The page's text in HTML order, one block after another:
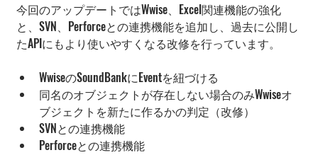
今回のアップデートではWwise、Excel関連機能の強化
と、SVN、Perforceとの連携機能を追加し、過去に公開し
たAPIにもより使いやすくなる改修を行っています。
WwiseのSoundBankにEventを紐づける
同名のオブジェクトが存在しない場合のみWwiseオ
ブジェクトを新たに作るかの判定（改修）
SVNとの連携機能
Perforceとの連携機能